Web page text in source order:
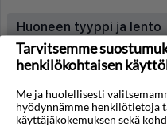
Huoneen tyyppi ja lento
Tarvitsemme
henkilökohtaisen
Me ja huolellisesti
hyödynnämme henkilötietoja
käyttäjäkokemuksen sekä